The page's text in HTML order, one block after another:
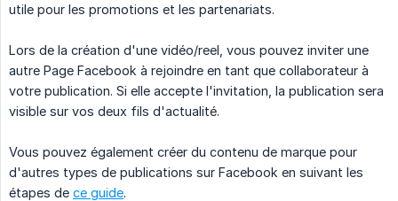
utile pour les promotions et les partenariats.
Lors de la création d'une vidéo/reel, vous pouvez inviter une
autre Page Facebook à rejoindre en tant que collaborateur à
votre publication. Si elle accepte l'invitation, la publication sera
visible sur vos deux fils d'actualité.
Vous pouvez également créer du contenu de marque pour
d'autres types de publications sur Facebook en suivant les
étapes de ce guide.